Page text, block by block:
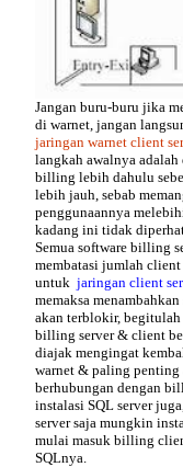
Jangan buru-buru jika
di warnet, jangan
jaringan warnet client
langkah awalnya
billing lebih dahulu
lebih jauh, sebab
penggunaannya
kadang ini tidak
Semua software billing
membatasi jumlah
untuk jaringan client
memaksa
akan terblokir, begitulah
billing server & client
diajak mengingat
warnet & paling penting
berhubungan dengan
instalasi SQL server
server saja mungkin
mulai masuk billing
SQLnya.